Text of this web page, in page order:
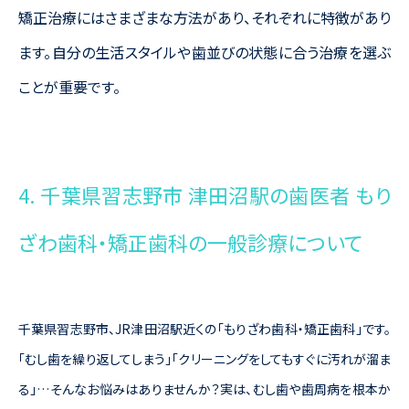
矯正治療にはさまざまな方法があり、それぞれに特徴があり
ます。自分の生活スタイルや歯並びの状態に合う治療を選ぶ
ことが重要です。
4. 千葉県習志野市 津田沼駅の歯医者 もり
ざわ歯科・矯正歯科の一般診療について
千葉県習志野市、JR津田沼駅近くの「もりざわ歯科・矯正歯科」です。
「むし歯を繰り返してしまう」「クリーニングをしてもすぐに汚れが溜ま
る」…そんなお悩みはありませんか？実は、むし歯や歯周病を根本か